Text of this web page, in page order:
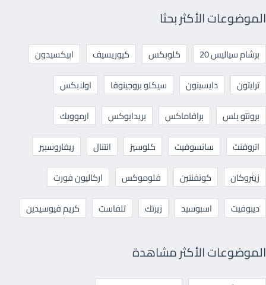
الموضوعات الأكثر بحثا
برشام سياليس 20 كلوبكس كيوريسيف
ابيكسيدون
ترايتون
دايسينون سيكلو بروجينوفا
اولابكس
برونتو بلس
برافاماكس بريدابوكس
ارموويك
اتروفنت
سانسوفيت كلوسيز انتنال
ريفاروسبير
زيثروكان
كونفنتين فلوموكس
اركاليون فورت
ديبوفيت
اسبوسيد زيرتك تلفاست كريم فيوسيدين
الموضوعات الأكثر مشاهدة